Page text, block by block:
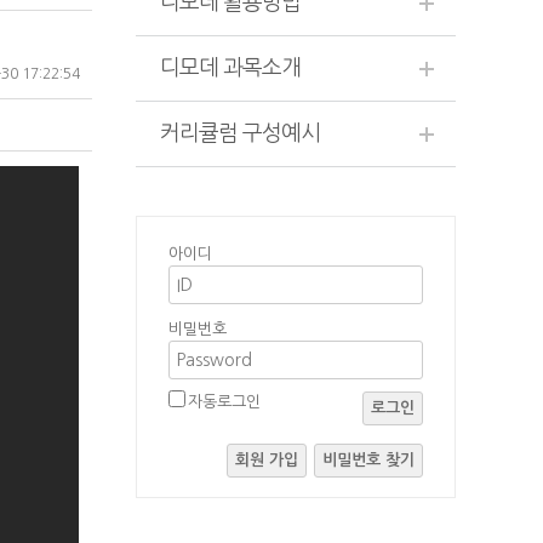
17:22:54 디모데 과목소개
커리큘럼 구성예시
아이디
비밀번호
자동로그인 로그인
회원 가입 비밀번호 찾기